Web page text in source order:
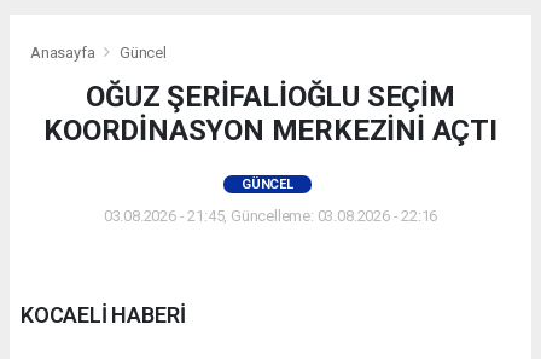
Anasayfa Güncel
OĞUZ ŞERİFALİOĞLU SEÇİM
KOORDİNASYON MERKEZİNİ AÇTI
GÜNCEL
03.08.2026 - 21:45, Güncelleme: 03.08.2026 - 22:16
KOCAELİ HABERİ